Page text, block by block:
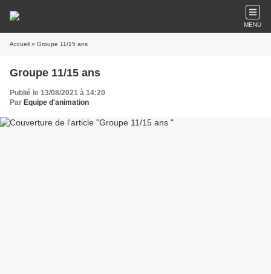
MENU
Accueil » Groupe 11/15 ans
Groupe 11/15 ans
Publié le 13/08/2021 à 14:20
Par Equipe d'animation